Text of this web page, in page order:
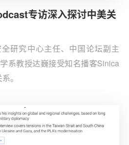
专访深入探讨中美关
研究中心主任、中国论坛副主
系教授达巍接受知名播客Sinica
。